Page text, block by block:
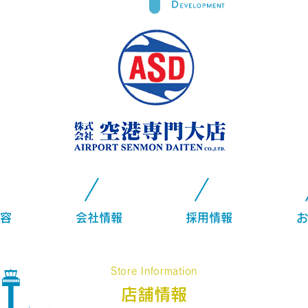
会社情報 採用情報
Store Information
店舗情報